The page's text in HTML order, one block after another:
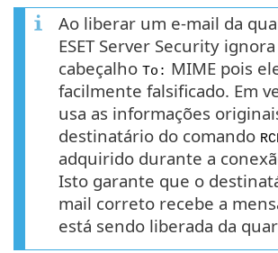
Ao liberar um e-mail da
ESET Server Security
cabeçalho To: MIME pois
facilmente falsificado. Em
usa as informações
destinatário do comando
adquirido durante a
Isto garante que o
mail correto recebe a
está sendo liberada da